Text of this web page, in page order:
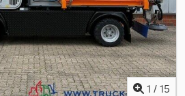
1 / 15